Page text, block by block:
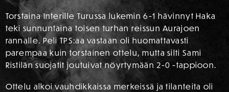
Torstaina Interille Turussa lukemin 6-1 hävinnyt Haka
teki sunnuntaina toisen turhan reissun Aurajoen
rannalle. Peli TPS:aa vastaan oli huomattavasti
parempaa kuin torstainen ottelu, mutta silti Sami
Ristilän suojatit joutuivat nöyrtymään 2-0 -tappioon.
Ottelu alkoi vauhdikkaissa merkeissä ja tilanteita oli